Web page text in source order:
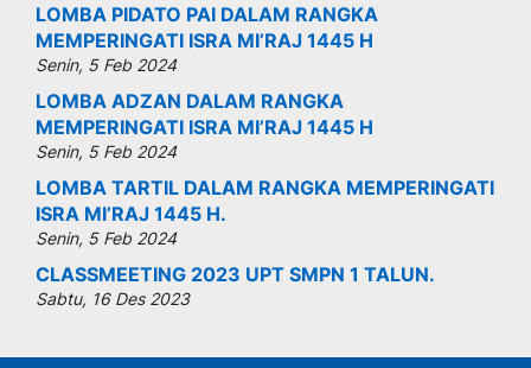
LOMBA PIDATO PAI DALAM RANGKA
MEMPERINGATI ISRA MI’RAJ 1445 H
Senin, 5 Feb 2024
LOMBA ADZAN DALAM RANGKA
MEMPERINGATI ISRA MI’RAJ 1445 H
Senin, 5 Feb 2024
LOMBA TARTIL DALAM RANGKA MEMPERINGATI
ISRA MI’RAJ 1445 H.
Senin, 5 Feb 2024
CLASSMEETING 2023 UPT SMPN 1 TALUN.
Sabtu, 16 Des 2023